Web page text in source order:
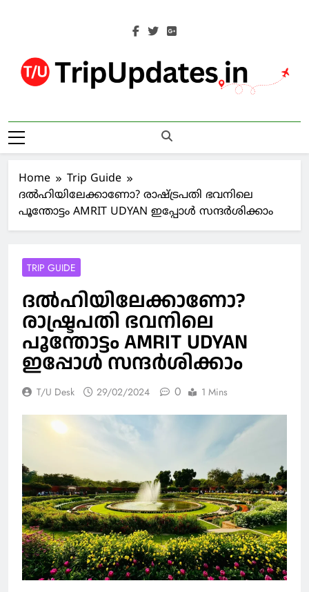
Trip Updates
Home
Trip Guide
ദല്‍ഹിയിലേക്കാണോ? രാഷ്ട്രപതി ഭവനിലെ
പൂന്തോട്ടം AMRIT UDYAN ഇപ്പോള്‍ സന്ദര്‍ശിക്കാം
TRIP GUIDE
ദല്‍ഹിയിലേക്കാണോ?
രാഷ്ട്രപതി ഭവനിലെ
പൂന്തോട്ടം AMRIT UDYAN
ഇപ്പോള്‍ സന്ദര്‍ശിക്കാം
T/U Desk 29/02/2024 0 1 Mins